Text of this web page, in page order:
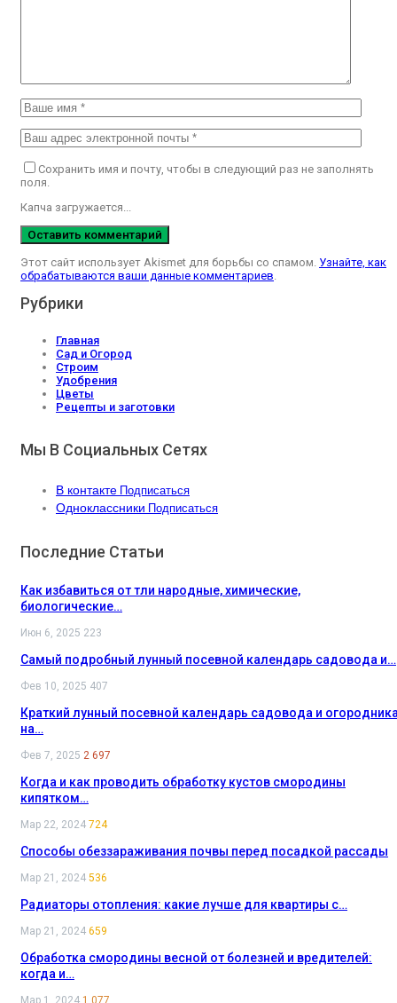
Сохранить имя и почту, чтобы в следующий раз не заполнять
поля.
Капча загружается...
Этот сайт использует Akismet для борьбы со спамом. Узнайте, как
обрабатываются ваши данные комментариев
Рубрики
Главная
Сад и Огород
Строим
Удобрения
Цветы
Рецепты и заготовки
Мы В Социальных Сетях
В контакте Подписаться
Одноклассники Подписаться
Последние Статьи
Как избавиться от тли народные, химические,
биологические…
Июн 6, 2025 223
Самый подробный лунный посевной календарь садовода и…
Фев 10, 2025 407
Краткий лунный посевной календарь садовода и
на…
Фев 7, 2025 2 697
Когда и как проводить обработку кустов смородины
кипятком…
Мар 22, 2024 724
Способы обеззараживания почвы перед посадкой рассады
Мар 21, 2024 536
Радиаторы отопления: какие лучше для квартиры с…
Мар 21, 2024 659
Обработка смородины весной от болезней и вредителей:
когда и…
Мар 1, 2024 1 077